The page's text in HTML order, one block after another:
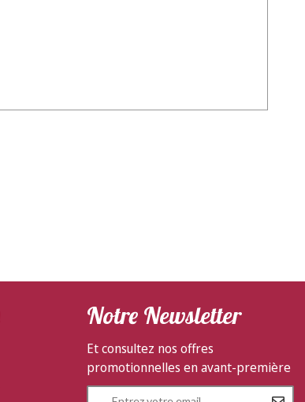
Notre Newsletter
Et consultez nos offres
promotionnelles en avant-première